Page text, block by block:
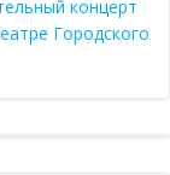
концерт
Городского